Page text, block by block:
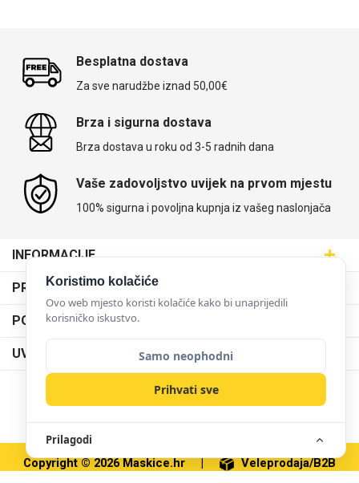
Besplatna dostava
Za sve narudžbe iznad 50,00€
Brza i sigurna dostava
Brza dostava u roku od 3-5 radnih dana
Vaše zadovoljstvo uvijek na prvom mjestu
100% sigurna i povoljna kupnja iz vašeg naslonjača
INFORMACIJE
Maskice.hr - Web trgovina
SVIJET MASKICA d.o.o.
Aleja javora 13, 10000 Zagreb
095 5555 345
prodaja@maskice.hr
PRODAJNA MJESTA
Poslovnica Trešnjevka
Poslovnica Dubrava
Poslovnica Ilica
Poslovnica Križevci
PODRŠKA
Dostava
O nama
Karijera u maskice.hr
Postani partner
Zakupi franšizu
Kontakt
UVJETI KORIŠTENJA
Klub vjernosti
Obrazac za jednostrani raskid ugovora
Pravne napomene
NAČINI PLAĆANJA
Copyright © 2026 Maskice.hr Veleprodaja/B2B
Koristimo kolačiće
Ovo web mjesto koristi kolačiće kako bi unaprijedili
korisničko iskustvo.
Samo neophodni
Prihvati sve
Prilagodi